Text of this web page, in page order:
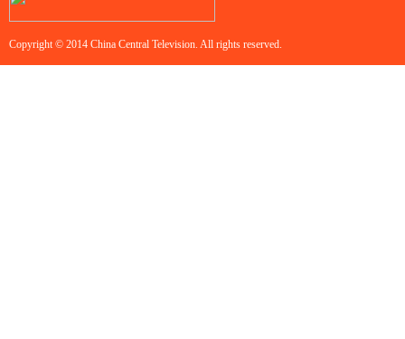
Copyright © 2014 China Central Television. All rights reserved.